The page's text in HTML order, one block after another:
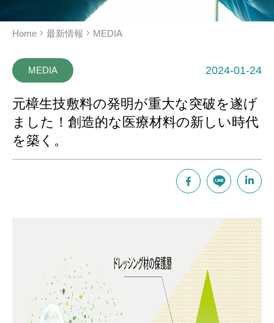
Home 最新情報 MEDIA
MEDIA 2024-01-24
元樟生技敷料の発明が重大な突破を遂げ
ました！創造的な医療材料の新しい時代
を築く。